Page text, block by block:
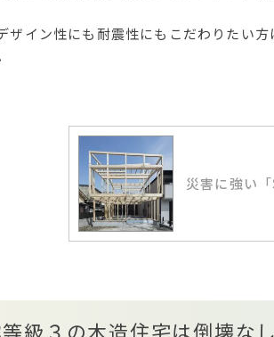
ザイン性にも耐震性にもこだわりたい
災害に強い「
級３の木造住宅は倒壊なし